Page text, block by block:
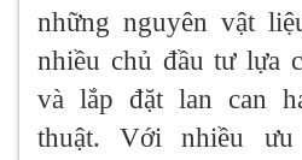
những nguyên vật
nhiều chủ đầu tư lựa
và lắp đặt lan can
thuật. Với nhiều